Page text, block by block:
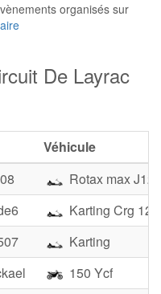
organisés sur
De Layrac
Véhicule
Rotax max J125
Karting Crg
Karting
150 Ycf